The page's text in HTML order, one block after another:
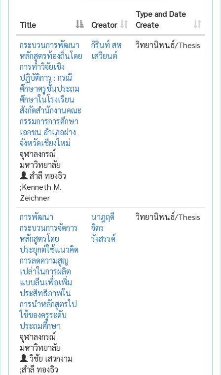
Title Creator
Type and Date
Create
กระบวนการพัฒนา
หลักสูตรท้องถิ่นโดย
การทำวิจัยเชิง
ปฏิบัติการ : กรณี
ศึกษาครูชั้นประถม
ศึกษาในโรงเรียน
สังกัดสำนักงานคณะ
กรรมการการศึกษา
เอกชน อำเภอฝาง
จังหวัดเชียงใหม่
จุฬาลงกรณ์
มหาวิทยาลัย
สำลี ทองธิว
;Kenneth M.
Zeichner
กิรินท์ สห
เสวียนต์
วิทยานิพนธ์/Thesis
การพัฒนา
กระบวนการจัดการ
หลักสูตรโดย
ประยุกต์ใช้แนวคิด
การลดความสูญ
เปล่าในการผลิต
แบบลีนเพื่อเพิ่ม
ประสิทธิภาพใน
การนำหลักสูตรไป
ใช้ของครูระดับ
ประถมศึกษา
จุฬาลงกรณ์
มหาวิทยาลัย
วิชัย เสวกงาม
;สำลี ทองธิว
นาฎฤดี
จิตร
รังสรรค์
วิทยานิพนธ์/Thesis